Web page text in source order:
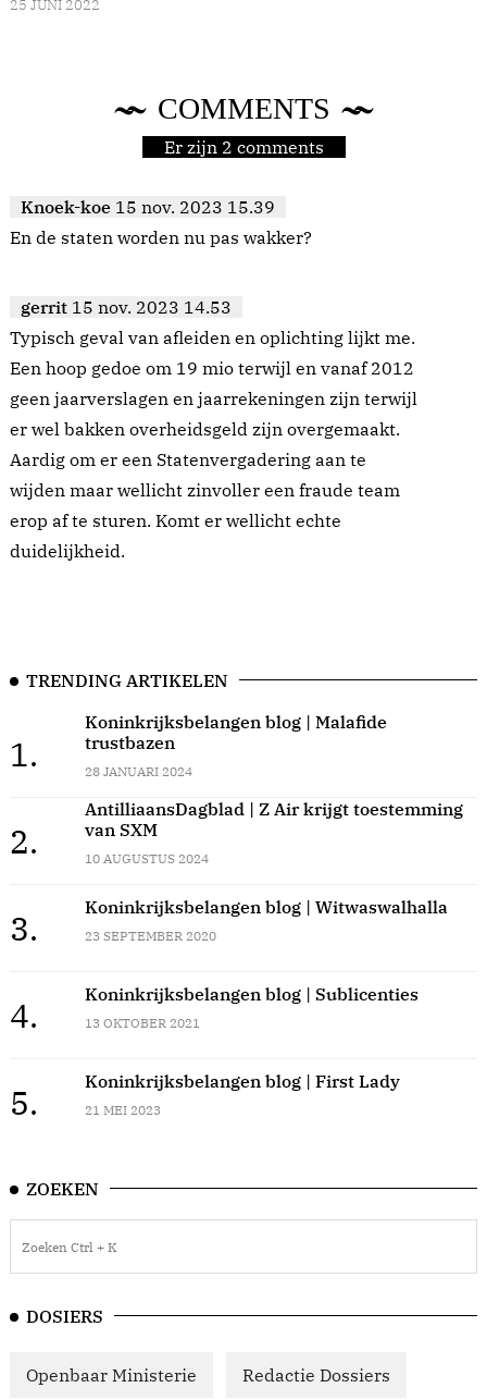
25 JUNI 2022
COMMENTS
Er zijn 2 comments
Knoek-koe 15 nov. 2023 15.39
En de staten worden nu pas wakker?
gerrit 15 nov. 2023 14.53
Typisch geval van afleiden en oplichting lijkt me.
Een hoop gedoe om 19 mio terwijl en vanaf 2012
geen jaarverslagen en jaarrekeningen zijn terwijl
er wel bakken overheidsgeld zijn overgemaakt.
Aardig om er een Statenvergadering aan te
wijden maar wellicht zinvoller een fraude team
erop af te sturen. Komt er wellicht echte
duidelijkheid.
TRENDING ARTIKELEN
1.
Koninkrijksbelangen blog | Malafide
trustbazen
28 JANUARI 2024
2.
AntilliaansDagblad | Z Air krijgt toestemming
van SXM
10 AUGUSTUS 2024
3.
Koninkrijksbelangen blog | Witwaswalhalla
23 SEPTEMBER 2020
4.
Koninkrijksbelangen blog | Sublicenties
13 OKTOBER 2021
5.
Koninkrijksbelangen blog | First Lady
21 MEI 2023
ZOEKEN
DOSIERS
Openbaar Ministerie Redactie Dossiers